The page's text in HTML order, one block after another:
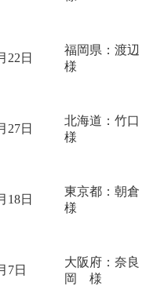
22日
福岡県：渡
様
27日
北海道：竹
様
18日
東京都：朝
様
7日
大阪府：奈良
岡 様